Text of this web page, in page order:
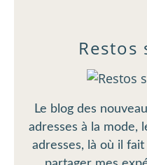
Le blog des
adresses à la mode,
adresses, là où il